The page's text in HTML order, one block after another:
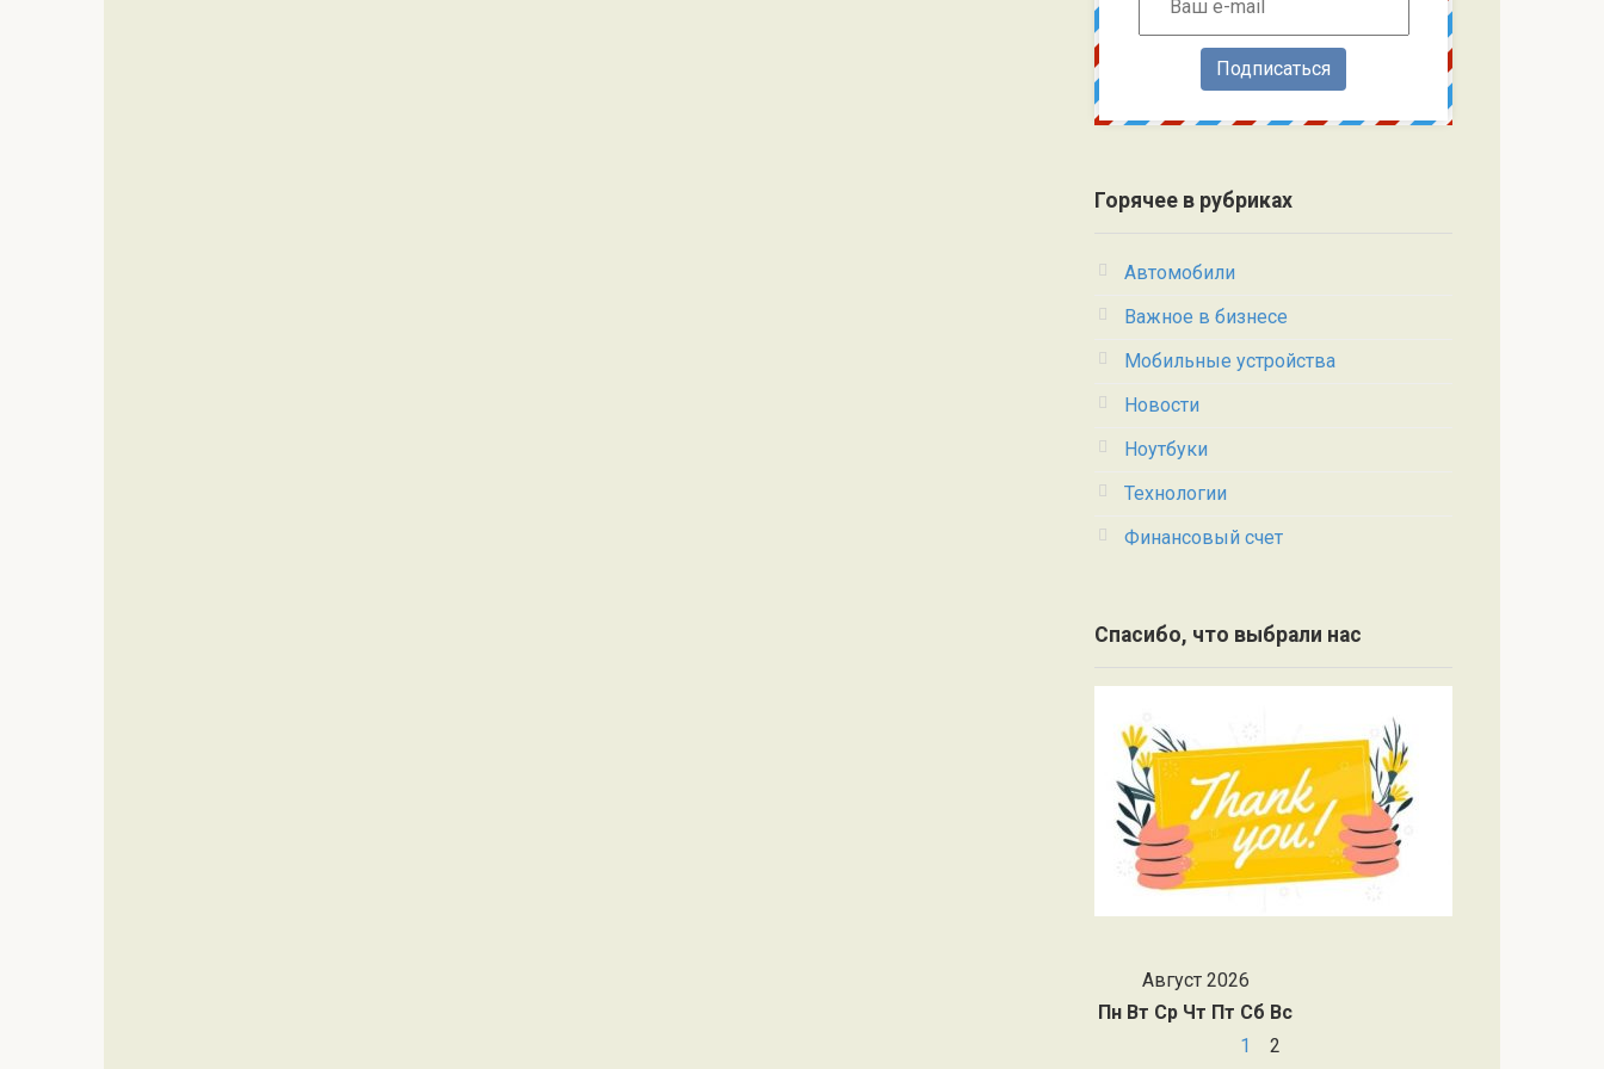
Подписаться
Горячее в рубриках
Автомобили
Важное в бизнесе
Мобильные устройства
Новости
Ноутбуки
Технологии
Финансовый счет
Спасибо, что выбрали нас
Август 2026
Пн Вт Ср Чт Пт Сб Вс
1
2